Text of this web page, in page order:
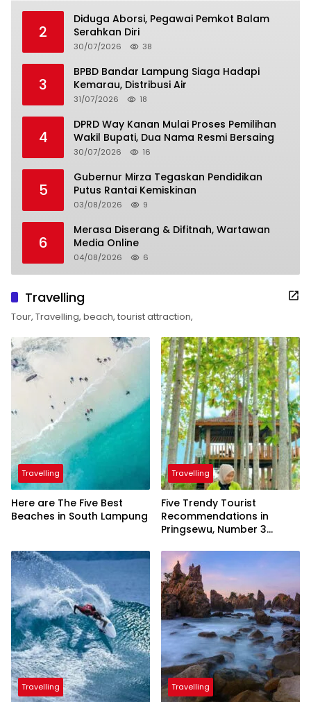
2
Diduga Aborsi, Pegawai Pemkot Balam
Serahkan Diri
30/07/2026 38
3
BPBD Bandar Lampung Siaga Hadapi
Kemarau, Distribusi Air
31/07/2026 18
4
DPRD Way Kanan Mulai Proses Pemilihan
Wakil Bupati, Dua Nama Resmi Bersaing
30/07/2026 16
5
Gubernur Mirza Tegaskan Pendidikan
Putus Rantai Kemiskinan
03/08/2026 9
6
Merasa Diserang & Difitnah, Wartawan
Media Online
04/08/2026 6
Travelling
Tour, Travelling, beach, tourist attraction,
Travelling
Here are The Five Best
Beaches in South Lampung
Travelling
Five Trendy Tourist
Recommendations in
Pringsewu, Number 3
President
Travelling Travelling